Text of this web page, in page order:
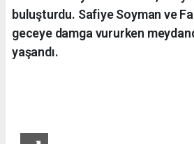
buluşturdu. Safiye Soyman ve
geceye damga vururken
yaşandı.